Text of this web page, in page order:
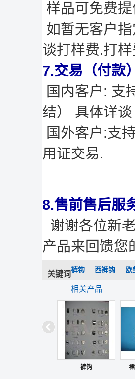
样品可免费
如暂无客户
谈打样费.打
7.交易（付款
国内客户: 支
结） 具体详谈
国外客户:支
用证交易.
8.售前售后服
谢谢各位新
产品来回馈您
关键词裤钩 西裤钩 欧
相关产品
裤钩